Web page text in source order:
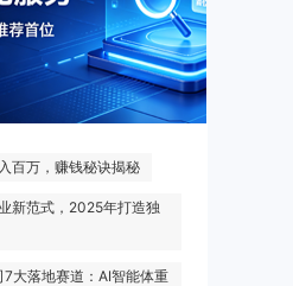
百万，赚钱秘诀揭秘
新范式，2025年打造独
大落地赛道：AI智能体重